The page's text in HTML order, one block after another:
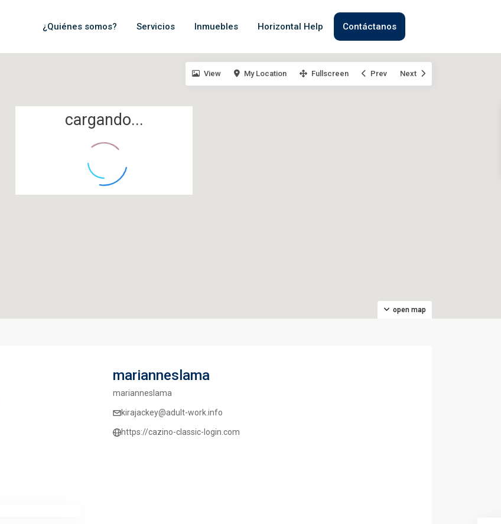
¿Quiénes somos? Servicios Inmuebles Horizontal Help Contáctanos
cargando...
open map
View My Location Fullscreen Prev Next
marianneslama
marianneslama
kirajackey@adult-work.info
https://cazino-classic-login.com